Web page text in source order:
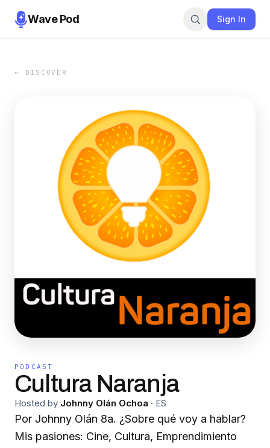
Wave Pod Sign In
← DISCOVER
PODCAST
Cultura Naranja
Hosted by Johnny Olán Ochoa · ES
Por Johnny Olán 8a. ¿Sobre qué voy a hablar?
Mis pasiones: Cine, Cultura, Emprendimiento